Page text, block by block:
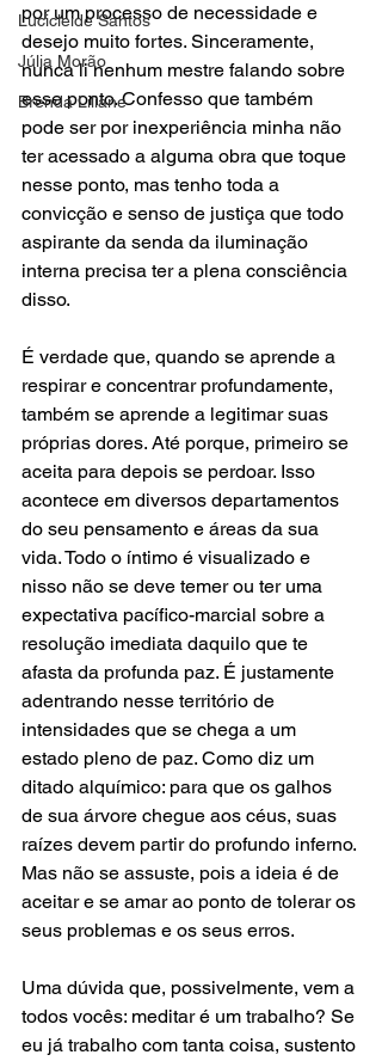
Lucicleide Santos
Júlia Morão
Brenda Liliane
por um processo de necessidade e
desejo muito fortes. Sinceramente,
nunca li nenhum mestre falando sobre
esse ponto. Confesso que também
pode ser por inexperiência minha não
ter acessado a alguma obra que toque
nesse ponto, mas tenho toda a
convicção e senso de justiça que todo
aspirante da senda da iluminação
interna precisa ter a plena consciência
disso.
É verdade que, quando se aprende a
respirar e concentrar profundamente,
também se aprende a legitimar suas
próprias dores. Até porque, primeiro se
aceita para depois se perdoar. Isso
acontece em diversos departamentos
do seu pensamento e áreas da sua
vida. Todo o íntimo é visualizado e
nisso não se deve temer ou ter uma
expectativa pacífico-marcial sobre a
resolução imediata daquilo que te
afasta da profunda paz. É justamente
adentrando nesse território de
intensidades que se chega a um
estado pleno de paz. Como diz um
ditado alquímico: para que os galhos
de sua árvore chegue aos céus, suas
raízes devem partir do profundo inferno.
Mas não se assuste, pois a ideia é de
aceitar e se amar ao ponto de tolerar os
seus problemas e os seus erros.
Uma dúvida que, possivelmente, vem a
todos vocês: meditar é um trabalho? Se
eu já trabalho com tanta coisa, sustento